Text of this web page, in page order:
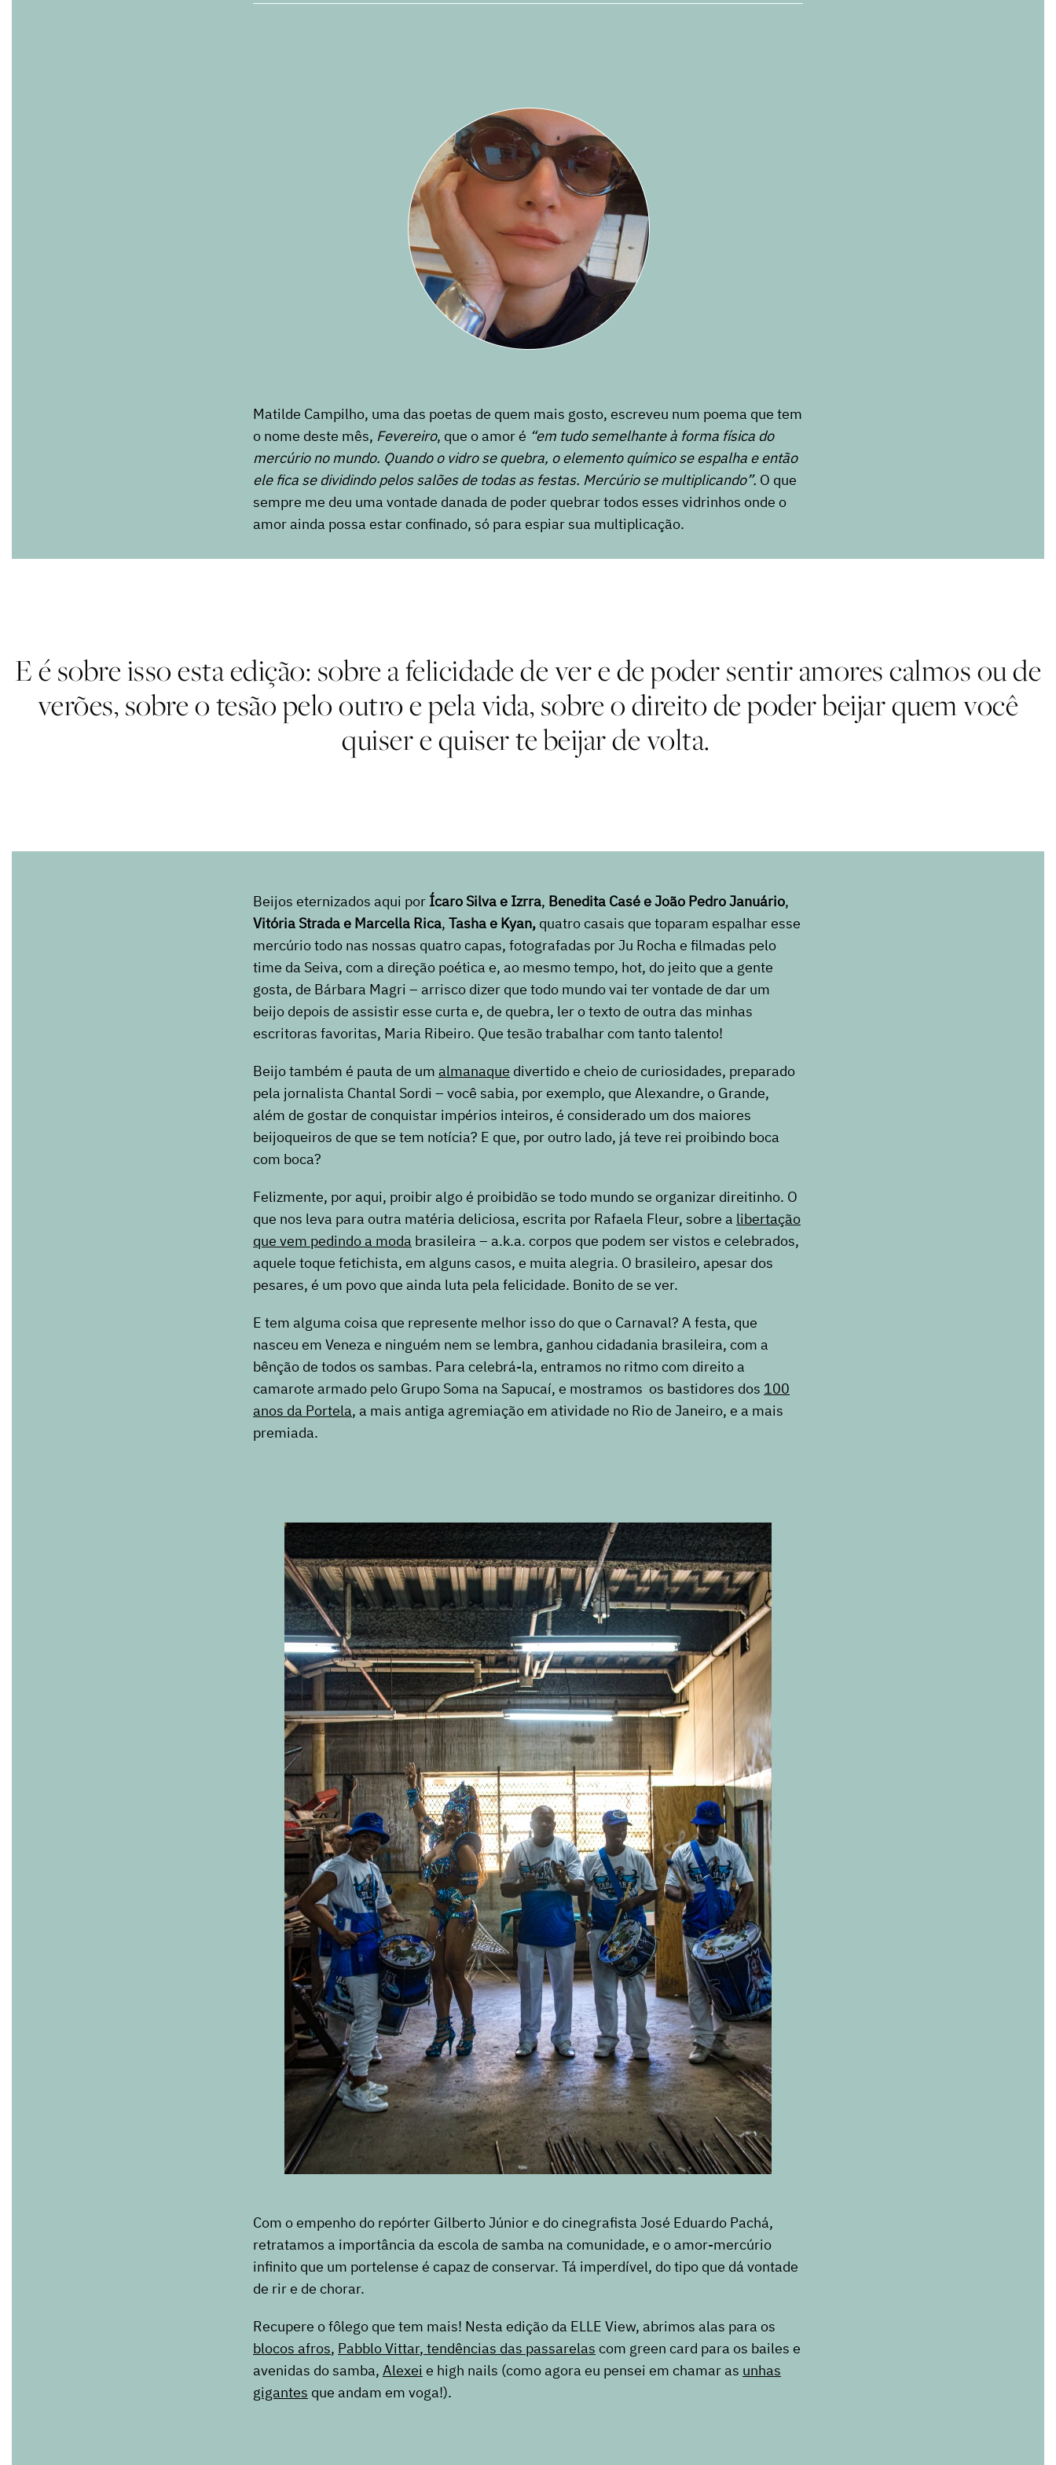
Matilde Campilho, uma das poetas de quem mais gosto, escreveu num poema que tem
o nome deste mês, Fevereiro, que o amor é “em tudo semelhante à forma física do
mercúrio no mundo. Quando o vidro se quebra, o elemento químico se espalha e então
ele fica se dividindo pelos salões de todas as festas. Mercúrio se multiplicando”. O que
sempre me deu uma vontade danada de poder quebrar todos esses vidrinhos onde o
amor ainda possa estar confinado, só para espiar sua multiplicação.
E é sobre isso esta edição: sobre a felicidade de ver e de poder sentir amores calmos ou de
verões, sobre o tesão pelo outro e pela vida, sobre o direito de poder beijar quem você
quiser e quiser te beijar de volta.
Beijos eternizados aqui por Ícaro Silva e Izrra, Benedita Casé e João Pedro Januário,
Vitória Strada e Marcella Rica, Tasha e Kyan, quatro casais que toparam espalhar esse
mercúrio todo nas nossas quatro capas, fotografadas por Ju Rocha e filmadas pelo
time da Seiva, com a direção poética e, ao mesmo tempo, hot, do jeito que a gente
gosta, de Bárbara Magri – arrisco dizer que todo mundo vai ter vontade de dar um
beijo depois de assistir esse curta e, de quebra, ler o texto de outra das minhas
escritoras favoritas, Maria Ribeiro. Que tesão trabalhar com tanto talento!
Beijo também é pauta de um almanaque divertido e cheio de curiosidades, preparado
pela jornalista Chantal Sordi – você sabia, por exemplo, que Alexandre, o Grande,
além de gostar de conquistar impérios inteiros, é considerado um dos maiores
beijoqueiros de que se tem notícia? E que, por outro lado, já teve rei proibindo boca
com boca?
Felizmente, por aqui, proibir algo é proibidão se todo mundo se organizar direitinho. O
que nos leva para outra matéria deliciosa, escrita por Rafaela Fleur, sobre a libertação
que vem pedindo a moda brasileira – a.k.a. corpos que podem ser vistos e celebrados,
aquele toque fetichista, em alguns casos, e muita alegria. O brasileiro, apesar dos
pesares, é um povo que ainda luta pela felicidade. Bonito de se ver.
E tem alguma coisa que represente melhor isso do que o Carnaval? A festa, que
nasceu em Veneza e ninguém nem se lembra, ganhou cidadania brasileira, com a
bênção de todos os sambas. Para celebrá-la, entramos no ritmo com direito a
camarote armado pelo Grupo Soma na Sapucaí, e mostramos os bastidores dos 100
anos da Portela, a mais antiga agremiação em atividade no Rio de Janeiro, e a mais
premiada.
Com o empenho do repórter Gilberto Júnior e do cinegrafista José Eduardo Pachá,
retratamos a importância da escola de samba na comunidade, e o amor-mercúrio
infinito que um portelense é capaz de conservar. Tá imperdível, do tipo que dá vontade
de rir e de chorar.
Recupere o fôlego que tem mais! Nesta edição da ELLE View, abrimos alas para os
blocos afros, Pabblo Vittar, tendências das passarelas com green card para os bailes e
avenidas do samba, Alexei e high nails (como agora eu pensei em chamar as unhas
gigantes que andam em voga!).